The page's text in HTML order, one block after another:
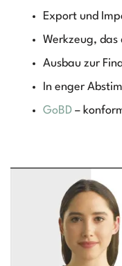
Export und
Werkzeug, das
Ausbau zur
In enger
GoBD –